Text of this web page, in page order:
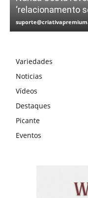
‘relacionamento
Variedades
Noticias
Vídeos
Destaques
Picante
Eventos